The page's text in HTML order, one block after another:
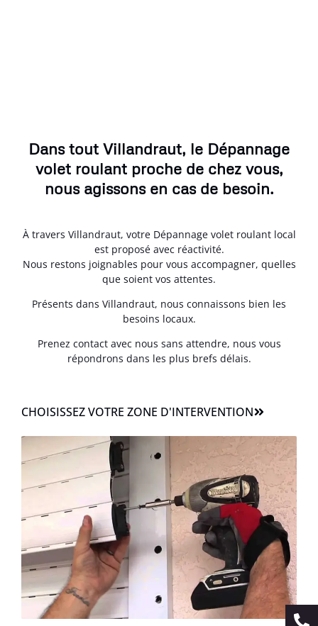
Dans tout Villandraut, le Dépannage
volet roulant proche de chez vous,
nous agissons en cas de besoin.
À travers Villandraut, votre Dépannage volet roulant local
est proposé avec réactivité.
Nous restons joignables pour vous accompagner, quelles
que soient vos attentes.
Présents dans Villandraut, nous connaissons bien les
besoins locaux.
Prenez contact avec nous sans attendre, nous vous
répondrons dans les plus brefs délais.
CHOISISSEZ VOTRE ZONE D'INTERVENTION